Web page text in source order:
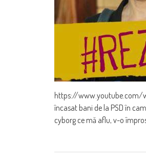
https://www.youtube.com/
încasat bani de la PSD în
cyborg ce mă aflu, v-o